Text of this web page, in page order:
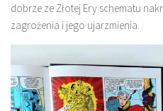
dobrze ze Złotej Ery schematu
zagrożenia i jego ujarzmienia.